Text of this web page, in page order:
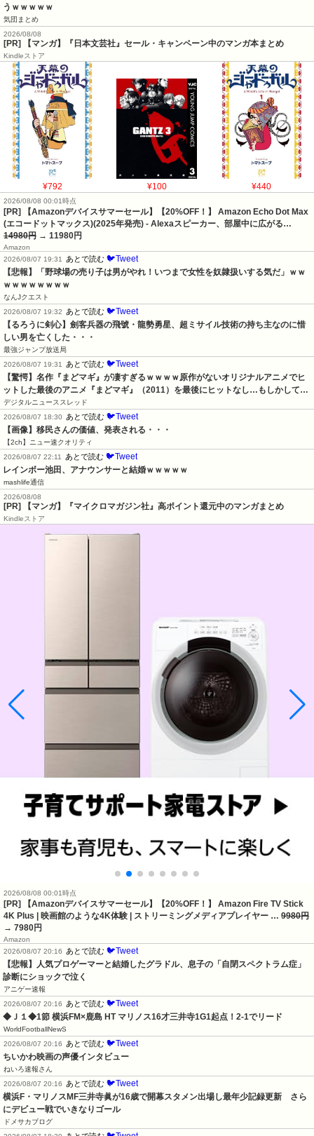
うｗｗｗｗｗ
気団まとめ
2026/08/08
[PR] 【マンガ】『日本文芸社』セール・キャンペーン中のマンガ本まとめ
Kindleストア
¥792 ¥100 ¥440
2026/08/08 00:01時点
[PR] 【Amazonデバイスサマーセール】【20%OFF！】 Amazon Echo Dot Max
(エコードットマックス)(2025年発売) - Alexaスピーカー、部屋中に広がる…
14980円 → 11980円
Amazon
2026/08/07 19:31
あとで読む 🐦Tweet
【悲報】「野球場の売り子は男がやれ！いつまで女性を奴隷扱いする気だ」ｗｗ
ｗｗｗｗｗｗｗｗ
なんJクエスト
2026/08/07 19:32
あとで読む 🐦Tweet
【るろうに剣心】劍客兵器の飛號・龍勢勇星、超ミサイル技術の持ち主なのに惜
しい男を亡くした・・・
最強ジャンプ放送局
2026/08/07 19:31
あとで読む 🐦Tweet
【驚愕】名作『まどマギ』が凄すぎるｗｗｗｗ原作がないオリジナルアニメでヒ
ットした最後のアニメ『まどマギ』（2011）を最後にヒットなし…もしかして…
デジタルニューススレッド
2026/08/07 18:30
あとで読む 🐦Tweet
【画像】移民さんの価値、発表される・・・
【2ch】ニュー速クオリティ
2026/08/07 22:11
あとで読む 🐦Tweet
レインボー池田、アナウンサーと結婚ｗｗｗｗｗ
mashlife通信
2026/08/08
[PR] 【マンガ】『マイクロマガジン社』高ポイント還元中のマンガまとめ
Kindleストア
2026/08/08 00:01時点
[PR] 【Amazonデバイスサマーセール】【20%OFF！】 Amazon Fire TV Stick
4K Plus | 映画館のような4K体験 | ストリーミングメディアプレイヤー … 9980円
→ 7980円
Amazon
2026/08/07 20:16
あとで読む 🐦Tweet
【悲報】人気プロゲーマーと結婚したグラドル、息子の「自閉スペクトラム症」
診断にショックで泣く
アニゲー速報
2026/08/07 20:16
あとで読む 🐦Tweet
◆Ｊ１◆1節 横浜FM×鹿島 HT マリノス16才三井寺1G1起点！2-1でリード
WorldFootballNewS
2026/08/07 20:16
あとで読む 🐦Tweet
ちいかわ映画の声優インタビュー
ねいろ速報さん
2026/08/07 20:16
あとで読む 🐦Tweet
横浜F・マリノスMF三井寺眞が16歳で開幕スタメン出場し最年少記録更新　さら
にデビュー戦でいきなりゴール
ドメサカブログ